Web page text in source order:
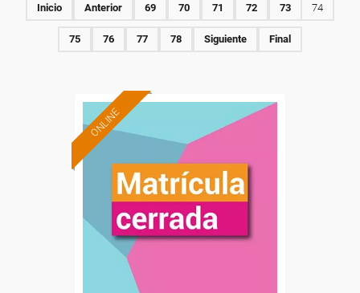
Inicio Anterior 69 70 71 72 73 74
75 76 77 78 Siguiente Final
ONLINE